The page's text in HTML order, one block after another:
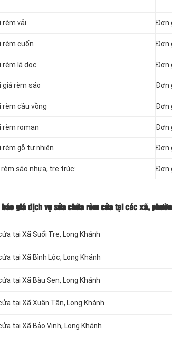
rèm vải Đơn
rèm cuốn Đơn
rèm lá dọc Đơn
giá rèm sáo Đơn
rèm cầu vồng Đơn
rèm roman Đơn
rèm gỗ tự nhiên Đơn
sáo nhựa, tre trúc: Đơn
báo giá dịch vụ sửa chữa rèm cửa tại các xã,
tại Xã Suối Tre, Long Khánh
tại Xã Bình Lộc, Long Khánh
tại Xã Bàu Sen, Long Khánh
tại Xã Xuân Tân, Long Khánh
tại Xã Bảo Vinh, Long Khánh